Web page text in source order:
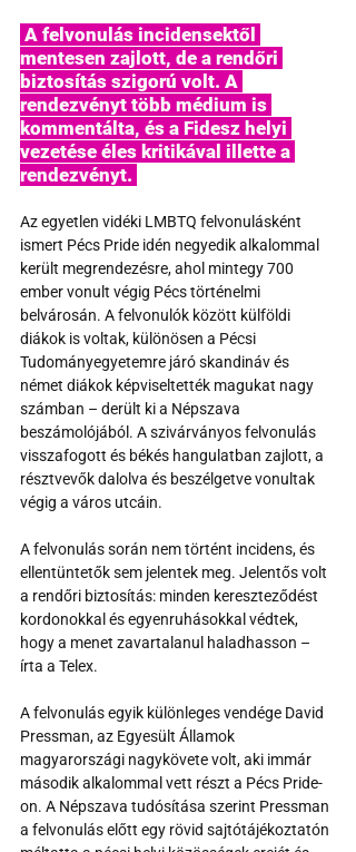
mentesen zajlott, de a rendőri
biztosítás szigorú volt. A
rendezvényt több médium is
kommentálta, és a Fidesz helyi
vezetése éles kritikával illette a
rendezvényt.
Az egyetlen vidéki LMBTQ felvonulásként
ismert Pécs Pride idén negyedik alkalommal
került megrendezésre, ahol mintegy 700
ember vonult végig Pécs történelmi
belvárosán. A felvonulók között külföldi
diákok is voltak, különösen a Pécsi
Tudományegyetemre járó skandináv és
német diákok képviseltették magukat nagy
számban – derült ki a Népszava
beszámolójából. A szivárványos felvonulás
visszafogott és békés hangulatban zajlott, a
résztvevők dalolva és beszélgetve vonultak
végig a város utcáin.
A felvonulás során nem történt incidens, és
ellentüntetők sem jelentek meg. Jelentős volt
a rendőri biztosítás: minden kereszteződést
kordonokkal és egyenruhásokkal védtek,
hogy a menet zavartalanul haladhasson –
írta a Telex.
A felvonulás egyik különleges vendége David
Pressman, az Egyesült Államok
magyarországi nagykövete volt, aki immár
második alkalommal vett részt a Pécs Pride-
on. A Népszava tudósítása szerint Pressman
a felvonulás előtt egy rövid sajtótájékoztatón